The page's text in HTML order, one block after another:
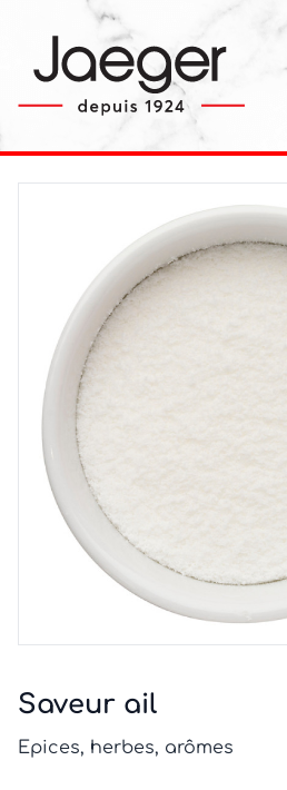
Saveur ail
Epices, herbes, arômes